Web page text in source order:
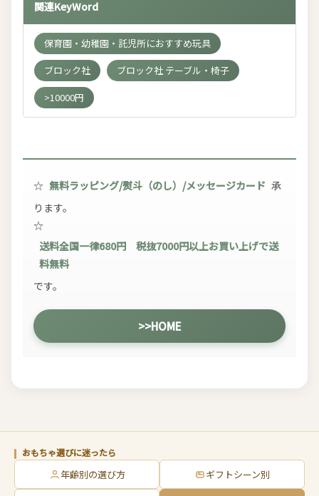
関連KeyWord
保育園・幼稚園・託児所におすすめ玩具
ブロック社
ブロック社 テーブル・椅子
>10000円
☆ 無料ラッピング/熨斗（のし）/メッセージカード 承
ります。
☆
送料全国一律680円 税抜7000円以上お買い上げで送
料無料
です。
>>HOME
おもちゃ選びに迷ったら
年齢別の選び方 ギフトシーン別